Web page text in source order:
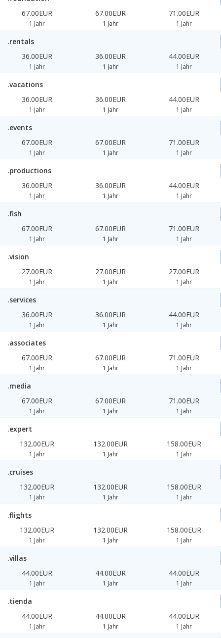
67.00EUR
1 Jahr
67.00EUR
1 Jahr
71.00EUR
1 Jahr
.rentals
36.00EUR
1 Jahr
36.00EUR
1 Jahr
44.00EUR
1 Jahr
.vacations
36.00EUR
1 Jahr
36.00EUR
1 Jahr
44.00EUR
1 Jahr
.events
67.00EUR
1 Jahr
67.00EUR
1 Jahr
71.00EUR
1 Jahr
.productions
36.00EUR
1 Jahr
36.00EUR
1 Jahr
44.00EUR
1 Jahr
.fish
67.00EUR
1 Jahr
67.00EUR
1 Jahr
71.00EUR
1 Jahr
.vision
27.00EUR
1 Jahr
27.00EUR
1 Jahr
27.00EUR
1 Jahr
.services
36.00EUR
1 Jahr
36.00EUR
1 Jahr
44.00EUR
1 Jahr
.associates
67.00EUR
1 Jahr
67.00EUR
1 Jahr
71.00EUR
1 Jahr
.media
67.00EUR
1 Jahr
67.00EUR
1 Jahr
71.00EUR
1 Jahr
.expert
132.00EUR
1 Jahr
132.00EUR
1 Jahr
158.00EUR
1 Jahr
.cruises
132.00EUR
1 Jahr
132.00EUR
1 Jahr
158.00EUR
1 Jahr
.flights
132.00EUR
1 Jahr
132.00EUR
1 Jahr
158.00EUR
1 Jahr
.villas
44.00EUR
1 Jahr
44.00EUR
1 Jahr
44.00EUR
1 Jahr
.tienda
44.00EUR
1 Jahr
44.00EUR
1 Jahr
44.00EUR
1 Jahr